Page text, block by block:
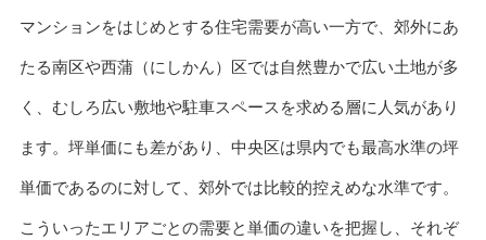
マンションをはじめとする住宅需要が高い一方で、郊外にあ
たる南区や西蒲（にしかん）区では自然豊かで広い土地が多
く、むしろ広い敷地や駐車スペースを求める層に人気があり
ます。坪単価にも差があり、中央区は県内でも最高水準の坪
単価であるのに対して、郊外では比較的控えめな水準です。
こういったエリアごとの需要と単価の違いを把握し、それぞ